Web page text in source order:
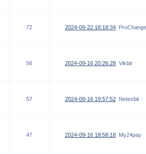
72 2024-09-22 18:18:34
56 2024-09-16 20:26:28 Vikbit
57 2024-09-16 19:57:52 Netexbit
47 2024-09-16 18:58:18 My24pay